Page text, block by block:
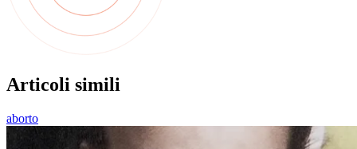
Articoli simili
aborto